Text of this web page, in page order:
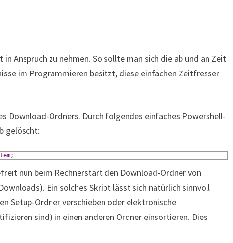
Anspruch zu nehmen. So sollte man sich die ab und an Zeit
im Programmieren besitzt, diese einfachen Zeitfresser
Download-Ordners. Durch folgendes einfaches Powershell-
gelöscht:
;
nun beim Rechnerstart den Download-Ordner von
Ein solches Skript lässt sich natürlich sinnvoll
Setup-Ordner verschieben oder elektronische
sind) in einen anderen Ordner einsortieren. Dies